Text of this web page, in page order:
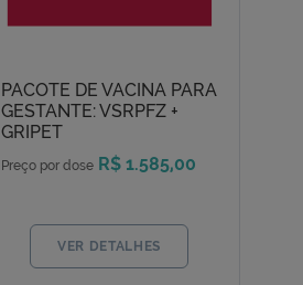
PACOTE DE VACINA PARA
GESTANTE: VSRPFZ +
GRIPET
Preço por dose R$ 1.585,00
VER DETALHES